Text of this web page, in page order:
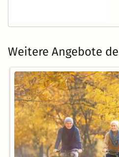
Weitere Angebote